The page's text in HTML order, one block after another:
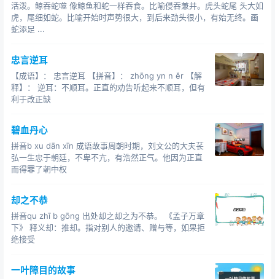
活泼。鲸吞蛇噬 像鲸鱼和蛇一样吞食。比喻侵吞兼并。虎头蛇尾 头大如
虎，尾细如蛇。比喻开始时声势很大，到后来劲头很小，有始无终。画
蛇添足 ...
忠言逆耳
【成语】： 忠言逆耳 【拼音】： zhōng yn n ěr 【解
释】： 逆耳：不顺耳。正直的劝告听起来不顺耳，但有
利于改正缺
碧血丹心
拼音b xu dān xīn 成语故事周朝时期，刘文公的大夫苌
弘一生忠于朝廷，不卑不亢，有浩然正气。他因为正直
而得罪了朝中权
却之不恭
拼音qu zhī b gōng 出处却之却之为不恭。 《孟子万章
下》 释义却：推却。指对别人的邀请、赠与等，如果拒
绝接受
一叶障目的故事